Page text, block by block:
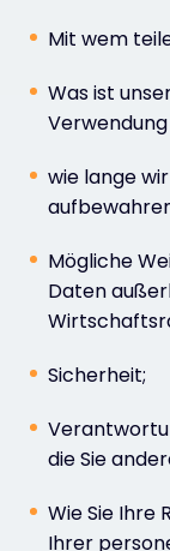
Mit wem
Was ist
wie lange
Mögliche
Daten
Sicherheit;
die Sie
Wie Sie Ihre
Ihrer